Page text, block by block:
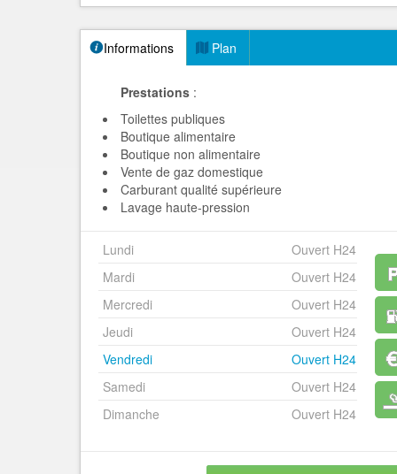
Informations Plan
Prestations :
Toilettes publiques
Boutique alimentaire
Boutique non alimentaire
Vente de gaz domestique
Carburant qualité supérieure
Lavage haute-pression
Lundi
Ouvert H24
Mardi
Ouvert H24
Mercredi
Ouvert H24
Jeudi
Ouvert H24
Vendredi
Ouvert H24
Samedi
Ouvert H24
Dimanche
Ouvert H24